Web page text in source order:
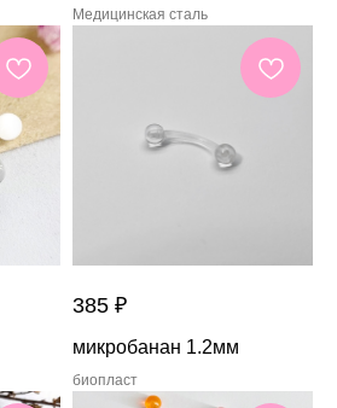
Медицинская сталь
385 ₽
микробанан 1.2мм
биопласт